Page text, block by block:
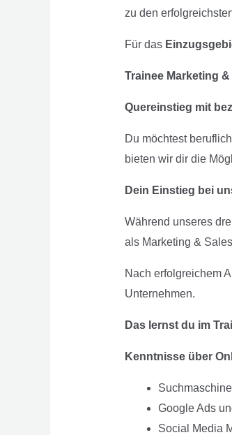
zu den
Für das
Trainee Marketing
Quereinstieg mit
Du möchtest
bieten wir dir die
Dein Einstieg bei
Während unseres
als Marketing &
Nach erfolgreichem
Unternehmen.
Das lernst du im
Kenntnisse über
Google Ads
Social Media